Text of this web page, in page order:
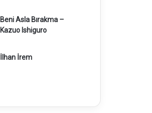
Beni Asla Bırakma –
Kazuo Ishiguro
İlhan İrem